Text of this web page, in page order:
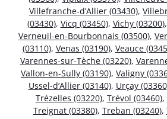
Villefranche-d’Allier (03430),
(03430), Vicq (03450), Vichy (03200),
Verneuil-en-Bourbonnais (03500),
(03110), Venas (03190), Veauce
Varennes-sur-Tèche (03220),
Vallon-en-Sully (03190), Valigny
Ussel-d’Allier (03140), Urçay
Trézelles (03220), Trévol (03460),
Treignat (03380), Treban (03240),